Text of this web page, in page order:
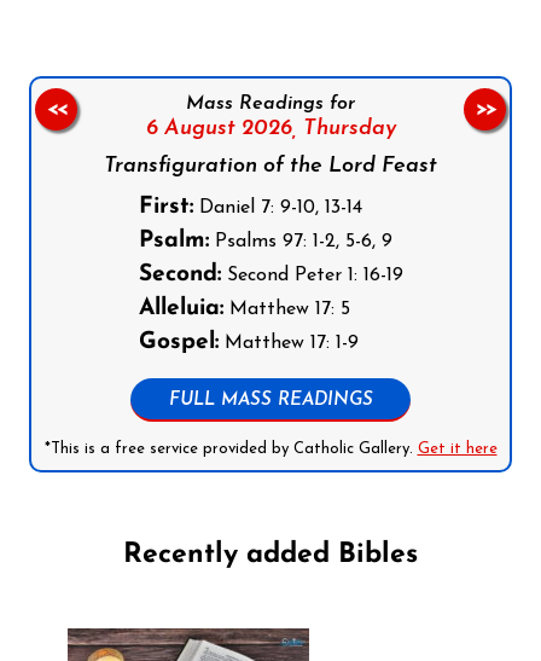
Mass Readings for
6 August 2026, Thursday
Transfiguration of the Lord Feast
First:Daniel 7: 9-10, 13-14
Psalm:Psalms 97: 1-2, 5-6, 9
Second:Second Peter 1: 16-19
Alleluia:Matthew 17: 5
Gospel:Matthew 17: 1-9
FULL MASS READINGS
*This is a free service provided by Catholic Gallery. Get it here
<< >>
Recently added Bibles